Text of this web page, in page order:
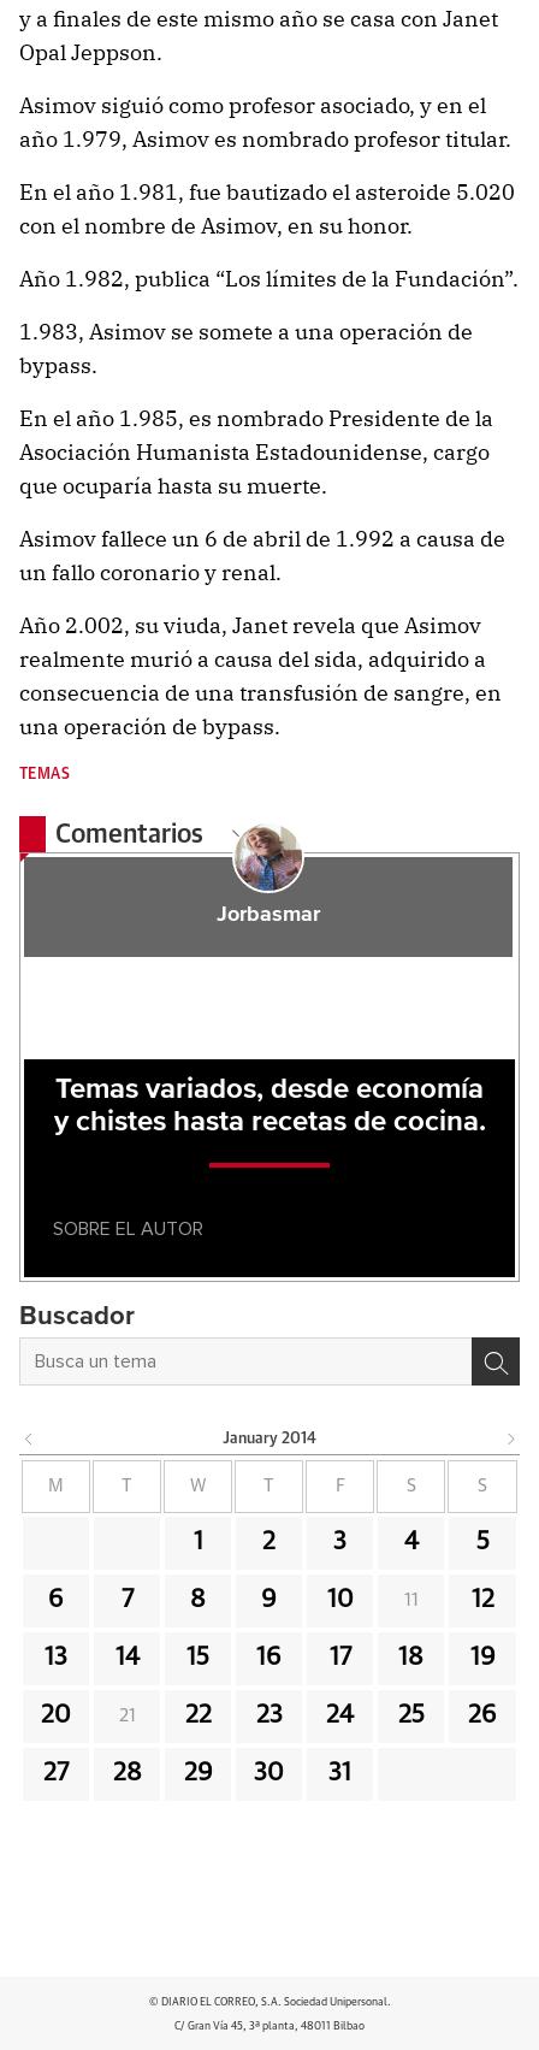
y a finales de este mismo año se casa con Janet
Opal Jeppson.
Asimov siguió como profesor asociado, y en el
año 1.979, Asimov es nombrado profesor titular.
En el año 1.981, fue bautizado el asteroide 5.020
con el nombre de Asimov, en su honor.
Año 1.982, publica “Los límites de la Fundación”.
1.983, Asimov se somete a una operación de
bypass.
En el año 1.985, es nombrado Presidente de la
Asociación Humanista Estadounidense, cargo
que ocuparía hasta su muerte.
Asimov fallece un 6 de abril de 1.992 a causa de
un fallo coronario y renal.
Año 2.002, su viuda, Janet revela que Asimov
realmente murió a causa del sida, adquirido a
consecuencia de una transfusión de sangre, en
una operación de bypass.
TEMAS
Comentarios
Jorbasmar
Temas variados, desde economía
y chistes hasta recetas de cocina.
SOBRE EL AUTOR
Buscador
January 2014
M W F S S
1 2 3 4 5
6 7 8 9 10 11 12
13 14 15 16 17 18 19
20 21 22 23 24 25 26
27 28 29 30 31
© DIARIO EL CORREO, S.A. Sociedad Unipersonal.
C/ Gran Vía 45, 3ª planta, 48011 Bilbao